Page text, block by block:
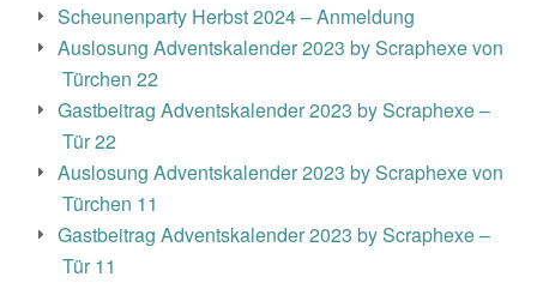
Scheunenparty Herbst 2024 – Anmeldung
Auslosung Adventskalender 2023 by Scraphexe von
Türchen 22
Gastbeitrag Adventskalender 2023 by Scraphexe –
Tür 22
Auslosung Adventskalender 2023 by Scraphexe von
Türchen 11
Gastbeitrag Adventskalender 2023 by Scraphexe –
Tür 11